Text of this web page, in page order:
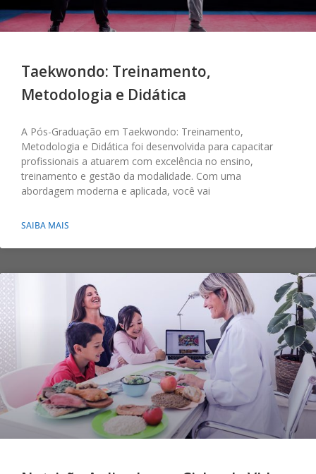
Taekwondo: Treinamento,
Metodologia e Didática
A Pós-Graduação em Taekwondo: Treinamento,
Metodologia e Didática foi desenvolvida para capacitar
profissionais a atuarem com excelência no ensino,
treinamento e gestão da modalidade. Com uma
abordagem moderna e aplicada, você vai
SAIBA MAIS